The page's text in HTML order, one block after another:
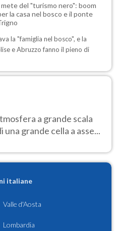
del "turismo nero": boom
la casa nel bosco e il ponte
la "famiglia nel bosco", e la
e Abruzzo fanno il pieno di
a grande scala
grande cella a asse...
italiane
Valle d'Aosta
Lombardia